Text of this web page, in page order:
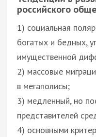
российского
1) социальная
богатых и бедных,
имущественной
2) массовые
в мегаполисы;
3) медленный, но
представителей
4) основными